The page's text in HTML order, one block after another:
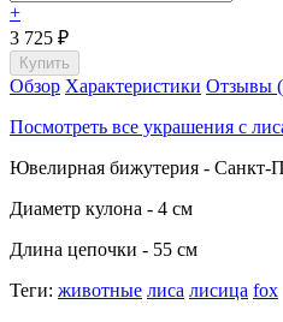
+
3 725 ₽
Обзор Характеристики Отзывы
Посмотреть все украшения с
Ювелирная бижутерия - Санкт-
Диаметр кулона - 4 см
Длина цепочки - 55 см
Теги: животные лиса лисица fox